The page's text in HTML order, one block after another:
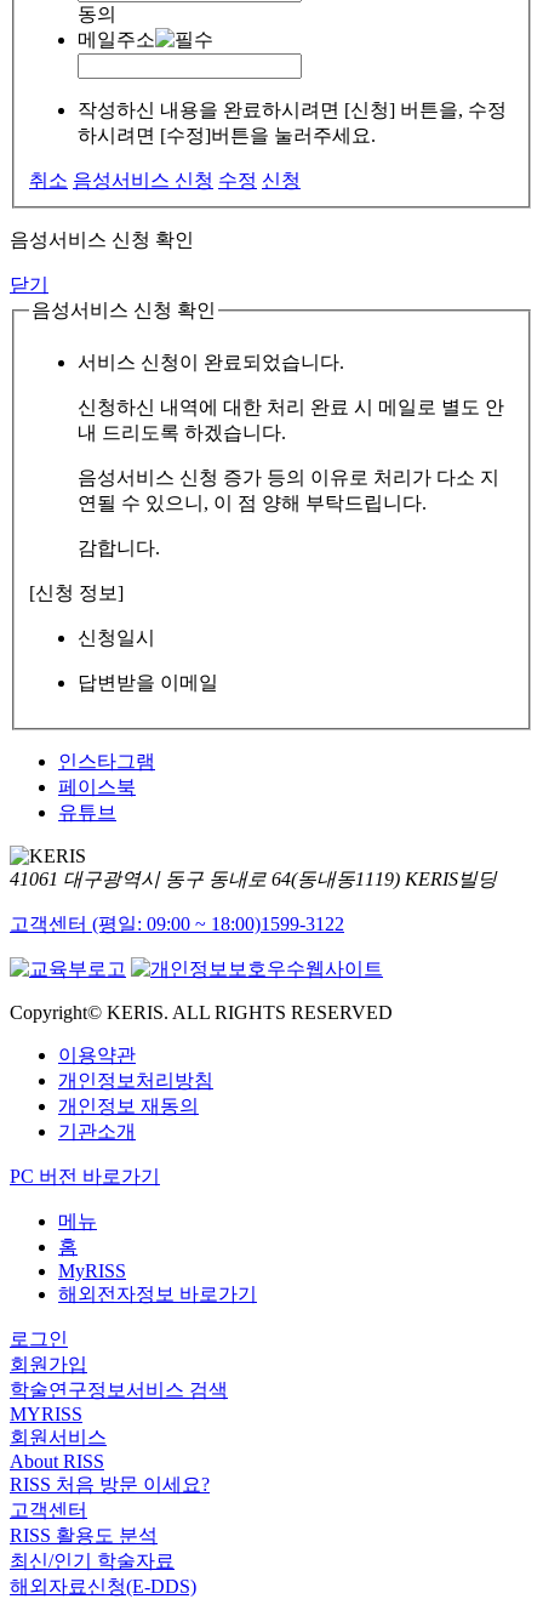
동의
메일주소
작성하신 내용을 완료하시려면 [신청] 버튼을, 수정
하시려면 [수정]버튼을 눌러주세요.
취소 음성서비스 신청 수정 신청
음성서비스 신청 확인
닫기
음성서비스 신청 확인
서비스 신청이 완료되었습니다.
신청하신 내역에 대한 처리 완료 시 메일로 별도 안
내 드리도록 하겠습니다.
음성서비스 신청 증가 등의 이유로 처리가 다소 지
연될 수 있으니, 이 점 양해 부탁드립니다.
감합니다.
[신청 정보]
신청일시
답변받을 이메일
인스타그램
페이스북
유튜브
41061 대구광역시 동구 동내로 64(동내동1119) KERIS빌딩
고객센터 (평일: 09:00 ~ 18:00)1599-3122
Copyright© KERIS. ALL RIGHTS RESERVED
이용약관
개인정보처리방침
개인정보 재동의
기관소개
PC 버전 바로가기
메뉴
홈
MyRISS
해외전자정보 바로가기
로그인
회원가입
학술연구정보서비스 검색
MYRISS
회원서비스
About RISS
RISS 처음 방문 이세요?
고객센터
RISS 활용도 분석
최신/인기 학술자료
해외자료신청(E-DDS)